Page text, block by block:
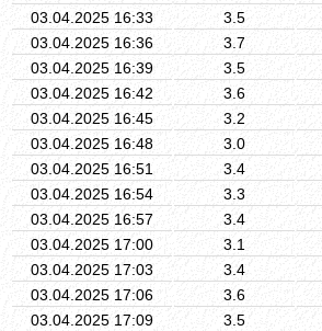
03.04.2025 16:33
3.5
03.04.2025 16:36
3.7
03.04.2025 16:39
3.5
03.04.2025 16:42
3.6
03.04.2025 16:45
3.2
03.04.2025 16:48
3.0
03.04.2025 16:51
3.4
03.04.2025 16:54
3.3
03.04.2025 16:57
3.4
03.04.2025 17:00
3.1
03.04.2025 17:03
3.4
03.04.2025 17:06
3.6
03.04.2025 17:09
3.5